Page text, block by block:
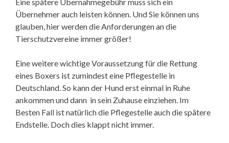
Übernehmer auch leisten können. Und Sie können uns
glauben, hier werden die Anforderungen an die
Tierschutzvereine immer größer!
Eine weitere wichtige Voraussetzung für die Rettung
eines Boxers ist zumindest eine Pflegestelle in
Deutschland. So kann der Hund erst einmal in Ruhe
ankommen und dann in sein Zuhause einziehen. Im
Besten Fall ist natürlich die Pflegestelle auch die spätere
Endstelle. Doch dies klappt nicht immer.